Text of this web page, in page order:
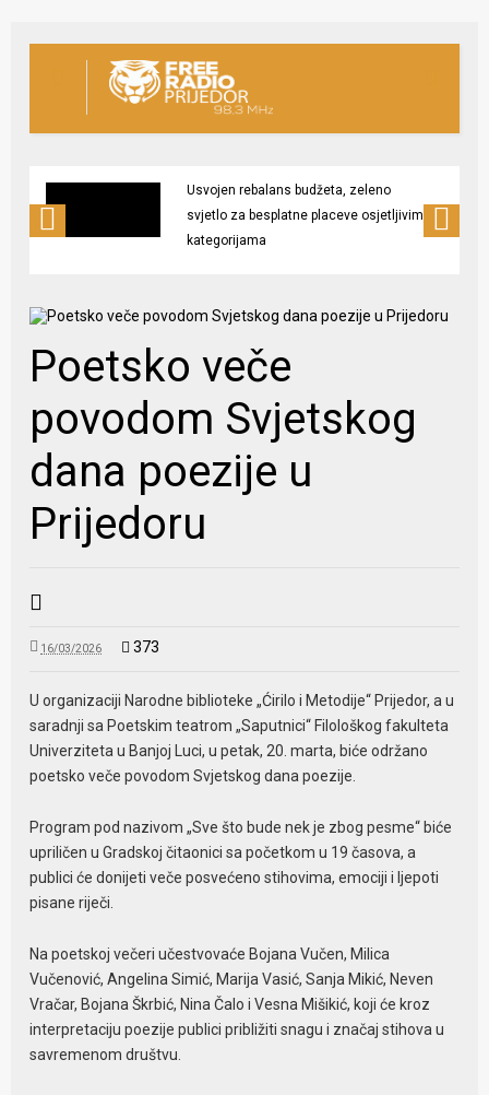
Usvojen rebalans budžeta, zeleno
svjetlo za besplatne placeve osjetljivim
kategorijama
Poetsko veče
povodom Svjetskog
dana poezije u
Prijedoru
16/03/2026 373
U organizaciji Narodne biblioteke „Ćirilo i Metodije“ Prijedor, a u
saradnji sa Poetskim teatrom „Saputnici“ Filološkog fakulteta
Univerziteta u Banjoj Luci, u petak, 20. marta, biće održano
poetsko veče povodom Svjetskog dana poezije.
Program pod nazivom „Sve što bude nek je zbog pesme“ biće
upriličen u Gradskoj čitaonici sa početkom u 19 časova, a
publici će donijeti veče posvećeno stihovima, emociji i ljepoti
pisane riječi.
Na poetskoj večeri učestvovaće Bojana Vučen, Milica
Vučenović, Angelina Simić, Marija Vasić, Sanja Mikić, Neven
Vračar, Bojana Škrbić, Nina Čalo i Vesna Mišikić, koji će kroz
interpretaciju poezije publici približiti snagu i značaj stihova u
savremenom društvu.